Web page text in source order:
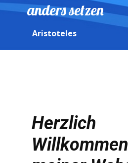
anders setzen
Aristoteles
Herzlich